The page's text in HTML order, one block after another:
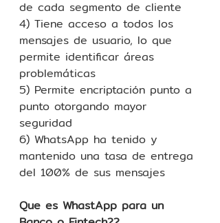
de cada segmento de cliente
4) Tiene acceso a todos los
mensajes de usuario, lo que
permite identificar áreas
problemáticas
5) Permite encriptación punto a
punto otorgando mayor
seguridad
6) WhatsApp ha tenido y
mantenido una tasa de entrega
del 100% de sus mensajes
Que es WhastApp para un